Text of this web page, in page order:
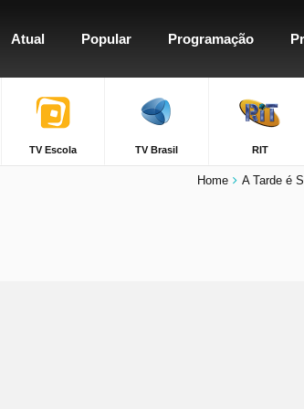
Atual Popular Programação
TV Escola TV Brasil RIT
Home A Tarde é